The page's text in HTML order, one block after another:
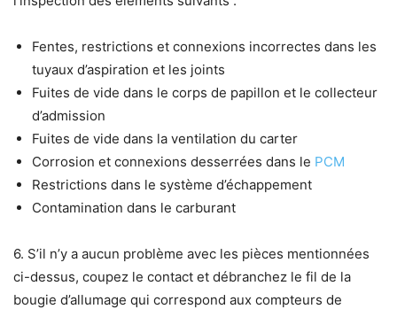
Fentes, restrictions et connexions incorrectes dans les
tuyaux d’aspiration et les joints
Fuites de vide dans le corps de papillon et le collecteur
d’admission
Fuites de vide dans la ventilation du carter
Corrosion et connexions desserrées dans le PCM
Restrictions dans le système d’échappement
Contamination dans le carburant
6. S’il n’y a aucun problème avec les pièces mentionnées
ci-dessus, coupez le contact et débranchez le fil de la
bougie d’allumage qui correspond aux compteurs de